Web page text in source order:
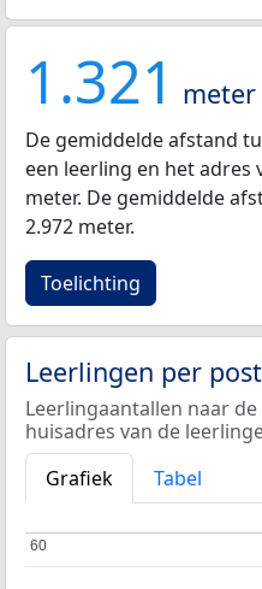
1.321 meter
De gemiddelde afstand
een leerling en het adres
meter. De gemiddelde
2.972 meter.
Toelichting
Leerlingen per
Leerlingaantallen naar
huisadres van de
Grafiek
Tabel
60
60